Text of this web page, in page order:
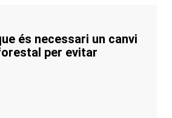
és necessari un canvi
per evitar